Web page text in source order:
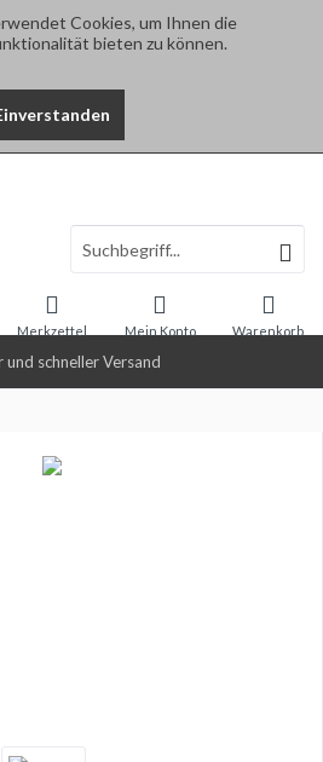
Cookies, um Ihnen die
bieten zu können.
und schneller Versand
Warenkorb
Merkzettel Mein Konto